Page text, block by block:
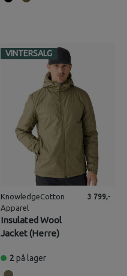
VINTERSALG
KnowledgeCotton
Apparel
Insulated Wool
Jacket (Herre)
3 799,-
2på lager